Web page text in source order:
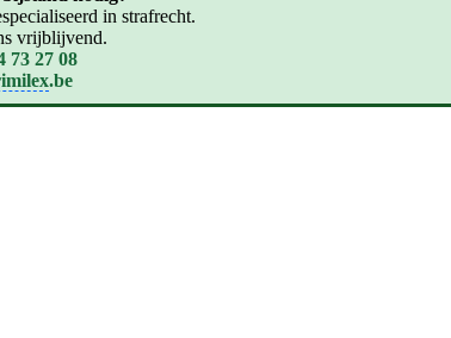
in strafrecht.
vrijblijvend.
73 27 08
.be